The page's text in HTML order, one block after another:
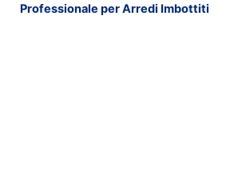
Professionale per Arredi Imbottiti